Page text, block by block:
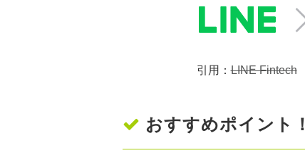
引用​​：LINE Fintech
おすすめポイント！